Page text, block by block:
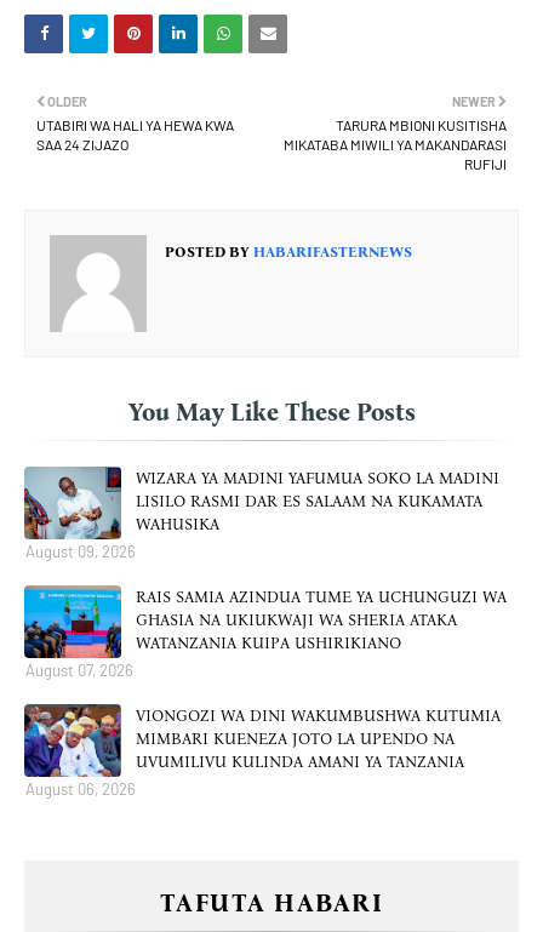
NEWER
TARURA MBIONI KUSITISHA
MIKATABA MIWILI YA MAKANDARASI
RUFIJI
OLDER
UTABIRI WA HALI YA HEWA KWA
SAA 24 ZIJAZO
POSTED BY HABARIFASTERNEWS
You May Like These Posts
WIZARA YA MADINI YAFUMUA SOKO LA MADINI
LISILO RASMI DAR ES SALAAM NA KUKAMATA
WAHUSIKA
August 09, 2026
RAIS SAMIA AZINDUA TUME YA UCHUNGUZI WA
GHASIA NA UKIUKWAJI WA SHERIA ATAKA
WATANZANIA KUIPA USHIRIKIANO
August 07, 2026
VIONGOZI WA DINI WAKUMBUSHWA KUTUMIA
MIMBARI KUENEZA JOTO LA UPENDO NA
UVUMILIVU KULINDA AMANI YA TANZANIA
August 06, 2026
TAFUTA HABARI